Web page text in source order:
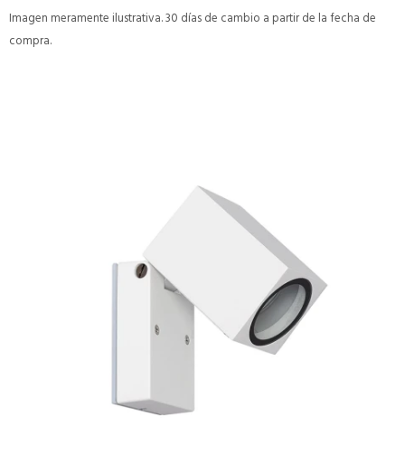
Imagen meramente ilustrativa. 30 días de cambio a partir de la fecha de
compra.